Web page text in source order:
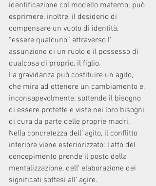
identificazione col modello materno; può
esprimere, inoltre, il desiderio di
compensare un vuoto di identità,
“essere qualcuno” attraverso l'
assunzione di un ruolo e il possesso di
qualcosa di proprio, il figlio.
La gravidanza può costituire un agito,
che mira ad ottenere un cambiamento e,
inconsapevolmente, sottende il bisogno
di essere protette e viste nei loro bisogni
di cura da parte delle proprie madri.
Nella concretezza dell' agito, il conflitto
interiore viene esteriorizzato: l'atto del
concepimento prende il posto della
mentalizzazione, dell' elaborazione dei
significati sottesi all' agire.